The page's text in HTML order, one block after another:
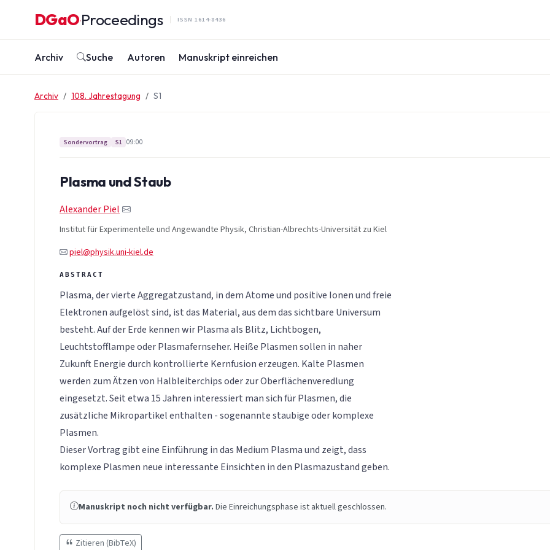
DGaO·Proceedings ISSN 1614-8436
Archiv Suche Autoren Manuskript einreichen
Archiv 108. Jahrestagung S1
Sondervortrag S1 09:00
Plasma und Staub
Alexander Piel
Institut für Experimentelle und Angewandte Physik, Christian-Albrechts-Universität zu Kiel
piel@physik.uni-kiel.de
Plasma, der vierte Aggregatzustand, in dem Atome und positive Ionen und freie
Elektronen aufgelöst sind, ist das Material, aus dem das sichtbare Universum
besteht. Auf der Erde kennen wir Plasma als Blitz, Lichtbogen,
Leuchtstofflampe oder Plasmafernseher. Heiße Plasmen sollen in naher
Zukunft Energie durch kontrollierte Kernfusion erzeugen. Kalte Plasmen
werden zum Ätzen von Halbleiterchips oder zur Oberflächenveredlung
eingesetzt. Seit etwa 15 Jahren interessiert man sich für Plasmen, die
zusätzliche Mikropartikel enthalten - sogenannte staubige oder komplexe
Plasmen.
Dieser Vortrag gibt eine Einführung in das Medium Plasma und zeigt, dass
komplexe Plasmen neue interessante Einsichten in den Plasmazustand geben.
Manuskript noch nicht verfügbar. Die Einreichungsphase ist aktuell geschlossen.
Zitieren (BibTeX)